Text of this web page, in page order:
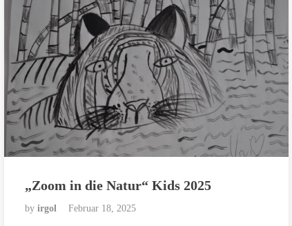
„Zoom in die Natur“ Kids 2025
by irgol Februar 18, 2025